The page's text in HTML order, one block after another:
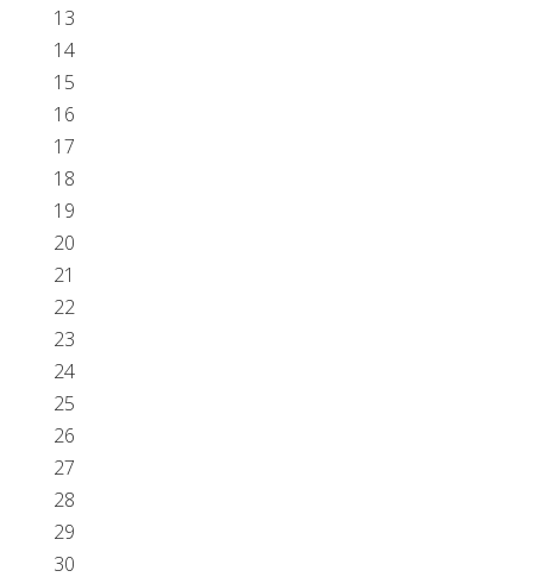
13
14
15
16
17
18
19
20
21
22
23
24
25
26
27
28
29
30